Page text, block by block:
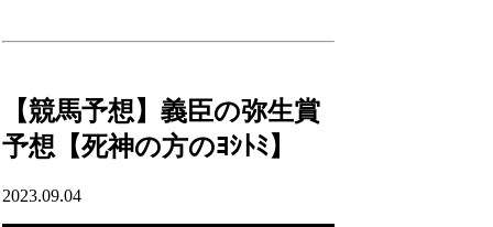
【競馬予想】義臣の弥生賞
予想【死神の方のﾖｼﾄﾐ】
2023.09.04